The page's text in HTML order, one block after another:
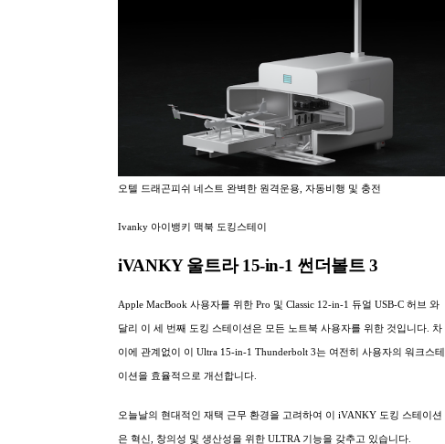
오텔 드래곤피쉬 네스트 완벽한 원격운용, 자동비행 및 충전
Ivanky 아이뱅키 맥북 도킹스테이
iVANKY 울트라 15-in-1 썬더볼트 3
Apple MacBook 사용자를 위한 Pro 및 Classic 12-in-1 듀얼 USB-C 허브 와
달리 이 세 번째 도킹 스테이션은 모든 노트북 사용자를 위한 것입니다. 차
이에 관계없이 이 Ultra 15-in-1 Thunderbolt 3는 여전히 사용자의 워크스테
이션을 효율적으로 개선합니다.
오늘날의 현대적인 재택 근무 환경을 고려하여 이 iVANKY 도킹 스테이션
은 혁신, 창의성 및 생산성을 위한 ULTRA 기능을 갖추고 있습니다.